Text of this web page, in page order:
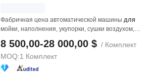
Фабричная цена автоматической машины для
мойки, наполнения, укупорки, сушки воздухом,
8 500,00-28 000,00 $ / Комплект
MOQ:1 Комплект